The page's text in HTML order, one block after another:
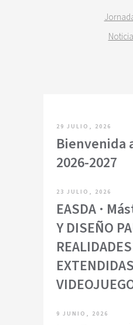
29 JULIO, 2026
Bienvenida
2026-2027
23 JULIO, 2026
EASDA ·
Y DISEÑO
REALIDADES
9 JUNIO, 2026